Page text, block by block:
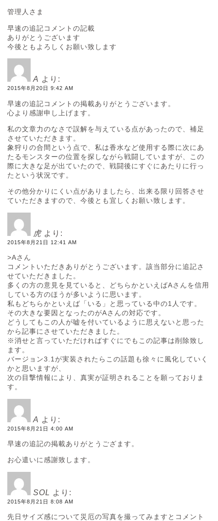
管理人さま
早速の追記コメントの記載
ありがとうございます
今後ともよろしくお願い致します
A より:
2015年8月20日 9:42 AM
早速の追記コメントの掲載ありがとうございます。
心より感謝申し上げます。
私の文章力のなさで誤解を与えている点があったので、補足
させていただきます。
象狩りの合間という点で、私は香水など使用する際に次にあ
たるモンスターの位置を探しながら戦闘していますが、この
際に大きな足が出ていたので、戦闘後にすぐにあたりに行っ
たという状況です。
その他分かりにくい点がありましたら、出来る限り回答させ
ていただきますので、今後とも宜しくお願い致します。
虎 より:
2015年8月21日 12:41 AM
>Aさん
コメントいただきありがとうございます。該当部分に追記さ
せていただきました。
多くの方の意見を見ていると、どちらかといえばAさんを信用
している方のほうが多いように思います。
私もどちらかといえば「いる」と思っている中の1人です。
その大きな要因となったのがAさんの対応です。
どうしてもこの人が嘘を付いているように思えないと思った
から記事にさせていただきました。
※消せと言っていただければすぐにでもこの記事は削除致し
ます。
バージョン3.1が実装されたらこの話題も徐々に風化していく
かと思いますが、
次の目撃情報により、真実が証明されることを願っておりま
す。
A より:
2015年8月21日 4:00 AM
早速の追記の掲載ありがとうござます。
お心遣いに感謝致します。
SOL より:
2015年8月21日 8:08 AM
先日サイズ感について災厄の写真を撮ってみますとコメント